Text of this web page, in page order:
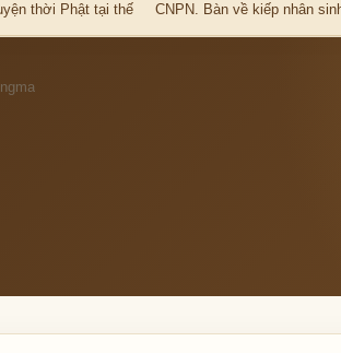
thời Phật tại thế CNPN. Bàn về kiếp nhân